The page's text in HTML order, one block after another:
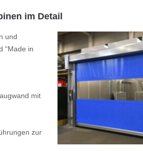
im Detail
und
“Made in
mit
zur